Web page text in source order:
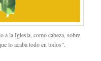
la Iglesia, como cabeza, sobre
lo acaba todo en todos”.